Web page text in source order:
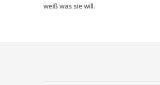
weiß was sie will.